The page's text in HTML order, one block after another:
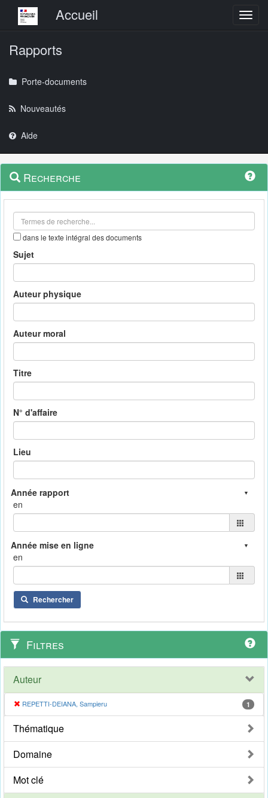
Menu principalAccueil
Rapports
Porte-documents
Nouveautés
Aide
Navigation
outils
Menu
contextuel
Recherche
dans le texte intégral des documents
Sujet
Auteur physique
Auteur moral
Titre
N° d'affaire
Lieu
en
en
Rechercher
Filtres
Auteur
REPETTI-DEIANA, Sampieru 1
Thématique
Domaine
Mot clé